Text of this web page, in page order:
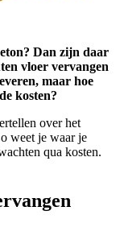
Dan zijn daar
vloer vervangen
maar hoe
kosten?
over het
weet je waar je
qua kosten.